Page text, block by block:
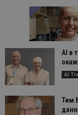
AI в
AI
Тим